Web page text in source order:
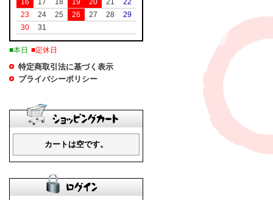
16
17 18 19 20 21
22
23
24 25 26 27 28
29
30
31
■本日 ■定休日
特定商取引法に基づく表示
プライバシーポリシー
カートは空です。